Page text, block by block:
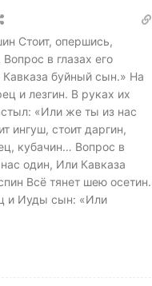
Стоит, опершись,
в глазах его
буйный сын.» На
и лезгин. В руках их
«Или же ты из нас
ингуш, стоит даргин,
кубачин… Вопрос в
один, Или Кавказа
Всё тянет шею осетин.
и Иуды сын: «Или